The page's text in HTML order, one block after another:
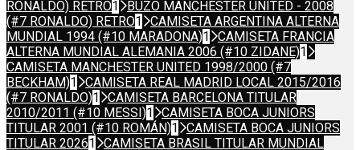
RONALDO) RETRO1
BUZO MANCHESTER UNITED - 2008
(#7 RONALDO) RETRO1
CAMISETA ARGENTINA ALTERNA
MUNDIAL 1994 (#10 MARADONA)1
CAMISETA FRANCIA
ALTERNA MUNDIAL ALEMANIA 2006 (#10 ZIDANE)1
CAMISETA MANCHESTER UNITED 1998/2000 (#7
BECKHAM)1
CAMISETA REAL MADRID LOCAL 2015/2016
(#7 RONALDO)1
CAMISETA BARCELONA TITULAR
2010/2011 (#10 MESSI)1
CAMISETA BOCA JUNIORS
TITULAR 2001 (#10 ROMÁN)1
CAMISETA BOCA JUNIORS
TITULAR 20261
CAMISETA BRASIL TITULAR MUNDIAL